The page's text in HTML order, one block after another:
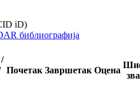
iD)
библиографија
Почетак Завршетак Оцена